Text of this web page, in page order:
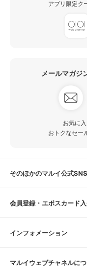
アプリ限定ク
メールマガジ
お気に
おトクなセー
そのほかのマルイ公式SNS
会員登録・エポスカード
インフォメーション
マルイウェブチャネルに